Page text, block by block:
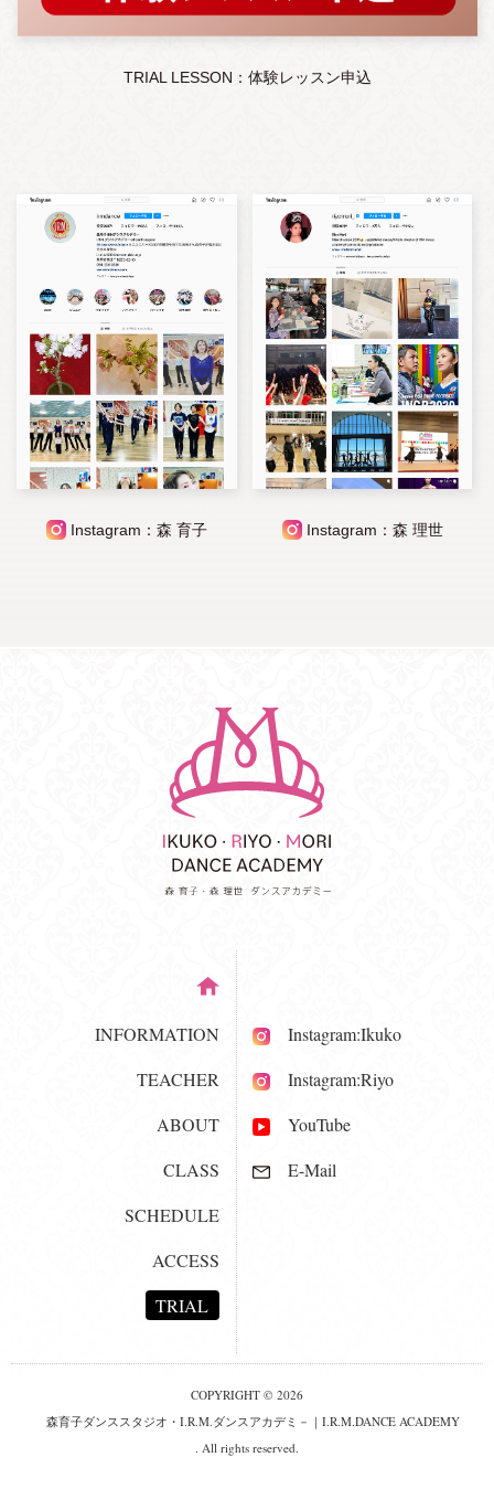
TRIAL LESSON：体験レッスン申込
Instagram：森 育子 Instagram：森 理世
INFORMATION
TEACHER
ABOUT
CLASS
SCHEDULE
ACCESS
TRIAL
Instagram:Ikuko
Instagram:Riyo
YouTube
E-Mail
COPYRIGHT © 2026
森育子ダンススタジオ・I.R.M.ダンスアカデミ－｜I.R.M.DANCE ACADEMY
. All rights reserved.